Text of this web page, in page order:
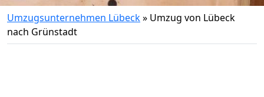
Umzugsunternehmen Lübeck» Umzug von Lübeck
nach Grünstadt